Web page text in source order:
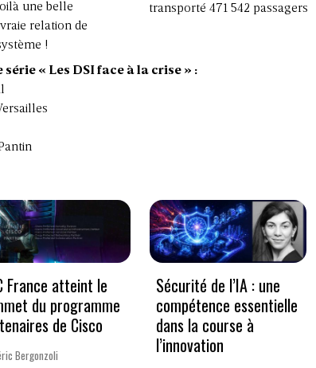
transporté 471 542 passagers
une belle
relation de
!
« Les DSI face à la crise » :
France atteint le
du programme
de Cisco
Bergonzoli
Sécurité de l’IA : une
compétence essentielle
dans la course à
l’innovation